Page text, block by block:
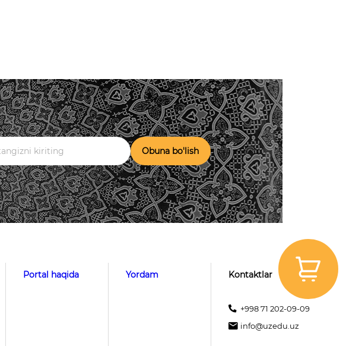
Obuna bo'lish
Portal haqida Yordam Kontaktlar
+998 71 202-09-09
info@uzedu.uz